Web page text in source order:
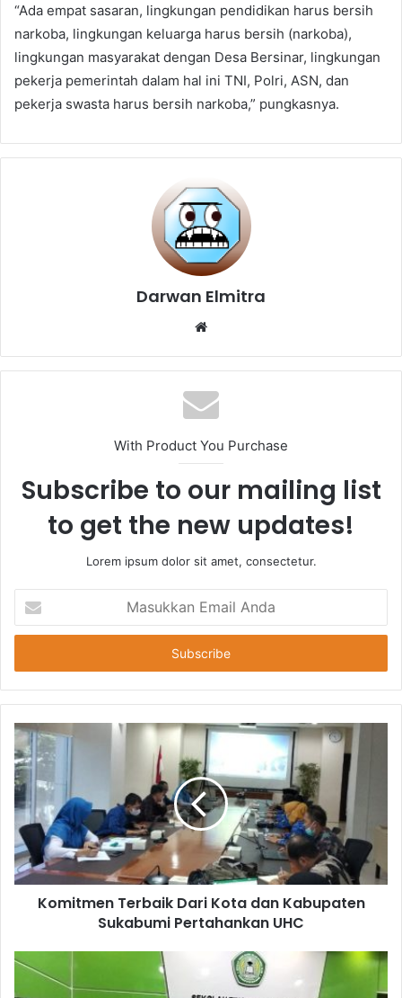
“Ada empat sasaran, lingkungan pendidikan harus bersih
narkoba, lingkungan keluarga harus bersih (narkoba),
lingkungan masyarakat dengan Desa Bersinar, lingkungan
pekerja pemerintah dalam hal ini TNI, Polri, ASN, dan
pekerja swasta harus bersih narkoba,” pungkasnya.
Darwan Elmitra
Website
With Product You Purchase
Subscribe to our mailing list
to get the new updates!
Lorem ipsum dolor sit amet, consectetur.
Email
Anda
Komitmen Terbaik Dari Kota dan Kabupaten
Sukabumi Pertahankan UHC